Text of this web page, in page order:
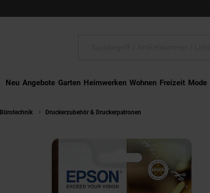
Neu Angebote Garten Heimwerken Wohnen Freizeit Mode
Bürotechnik Druckerzubehör & Druckerpatronen